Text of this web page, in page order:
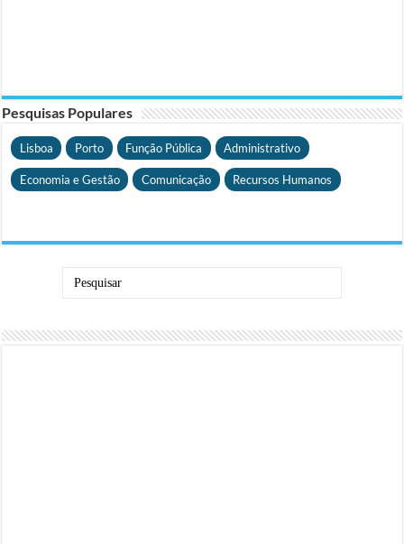
Pesquisas Populares
Lisboa Porto Função Pública Administrativo
Economia e Gestão Comunicação Recursos Humanos